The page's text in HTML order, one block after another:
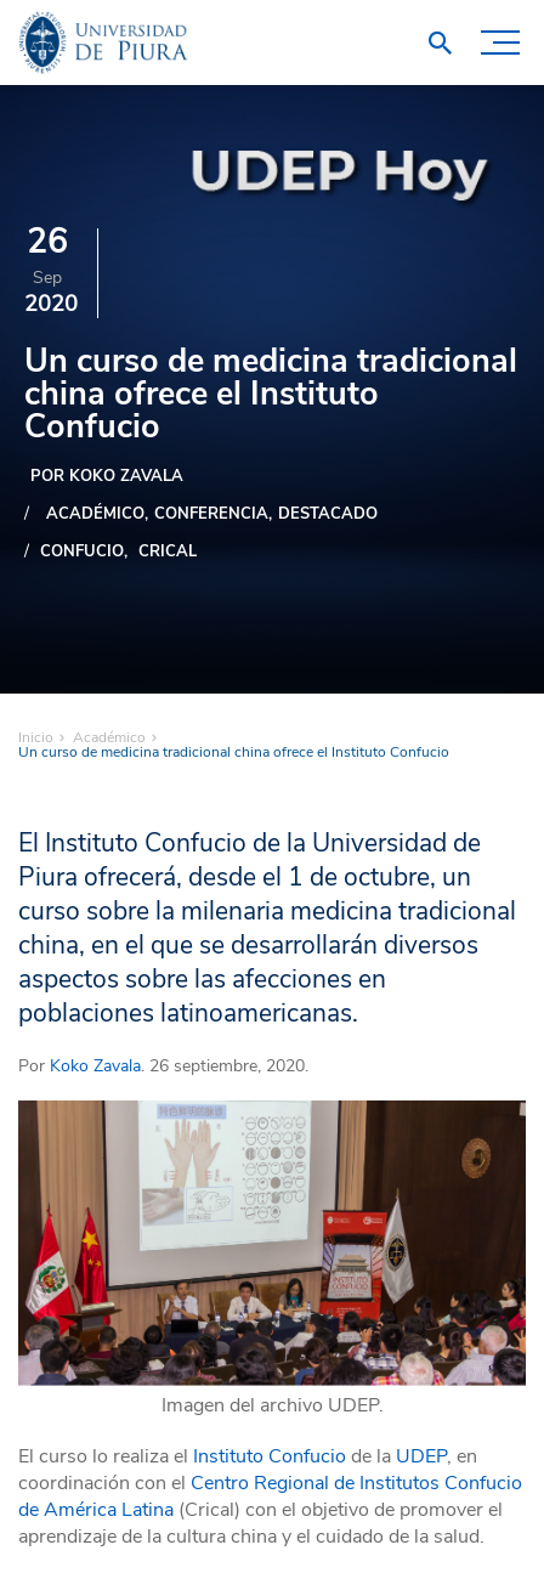
26
Sep
2020
Un curso de medicina tradicional
china ofrece el Instituto
Confucio
POR KOKO ZAVALA
ACADÉMICO CONFERENCIA DESTACADO
CONFUCIO
CRICAL
Inicio Académico
Un curso de medicina tradicional china ofrece el Instituto Confucio
El Instituto Confucio de la Universidad de
Piura ofrecerá, desde el 1 de octubre, un
curso sobre la milenaria medicina tradicional
china, en el que se desarrollarán diversos
aspectos sobre las afecciones en
poblaciones latinoamericanas.
Por Koko Zavala. 26 septiembre, 2020.
Imagen del archivo UDEP.
El curso lo realiza el Instituto Confucio de la UDEP, en
coordinación con el Centro Regional de Institutos Confucio
de América Latina (Crical) con el objetivo de promover el
aprendizaje de la cultura china y el cuidado de la salud.